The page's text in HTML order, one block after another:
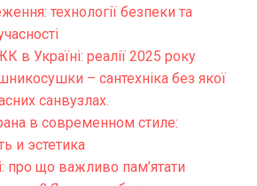
технології безпеки та
в Україні: реалії 2025 року
– сантехніка без якої
санвузлах.
в современном стиле:
и эстетика
про що важливо пам’ятати